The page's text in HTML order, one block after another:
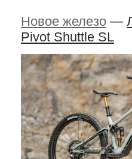
Новое железо —
Pivot Shuttle SL